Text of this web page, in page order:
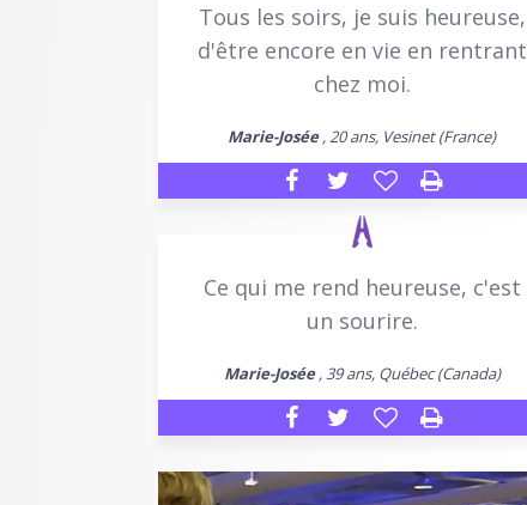
Tous les soirs, je suis heureuse,
d'être encore en vie en rentrant
chez moi.
Marie-Josée, 20 ans, Vesinet (France)
Ce qui me rend heureuse, c'est
un sourire.
Marie-Josée, 39 ans, Québec (Canada)